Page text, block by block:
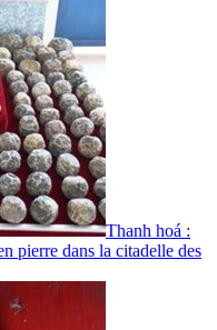
Thanh hoá :
pierre dans la citadelle des